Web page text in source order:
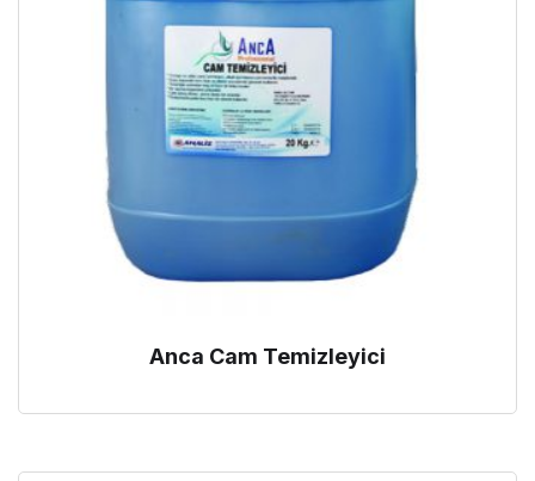
Anca Cam Temizleyici